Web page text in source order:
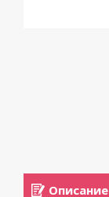
Описание